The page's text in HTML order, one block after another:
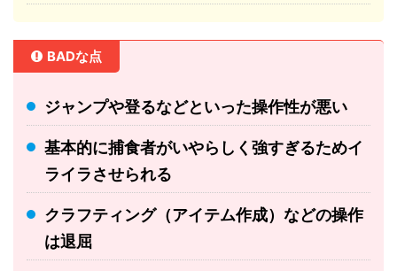
BADな点
ジャンプや登るなどといった操作性が悪い
基本的に捕食者がいやらしく強すぎるためイ
ライラさせられる
クラフティング（アイテム作成）などの操作
は退屈